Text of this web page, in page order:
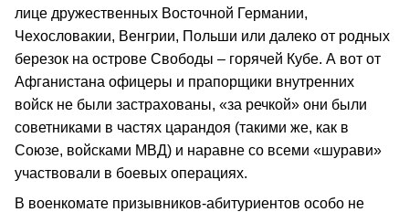
лице дружественных Восточной Германии,
Чехословакии, Венгрии, Польши или далеко от родных
березок на острове Свободы – горячей Кубе. А вот от
Афганистана офицеры и прапорщики внутренних
войск не были застрахованы, «за речкой» они были
советниками в частях царандоя (такими же, как в
Союзе, войсками МВД) и наравне со всеми «шурави»
участвовали в боевых операциях.
В военкомате призывников-абитуриентов особо не